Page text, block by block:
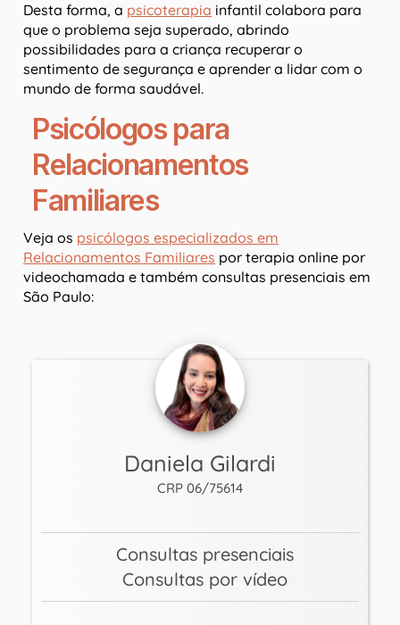
Desta forma, a psicoterapia infantil colabora para
que o problema seja superado, abrindo
possibilidades para a criança recuperar o
sentimento de segurança e aprender a lidar com o
mundo de forma saudável.
Psicólogos para
Relacionamentos
Familiares
Veja os psicólogos especializados em
Relacionamentos Familiares por terapia online por
videochamada e também consultas presenciais em
São Paulo:
Daniela Gilardi
CRP 06/75614
Consultas presenciais
Consultas por vídeo